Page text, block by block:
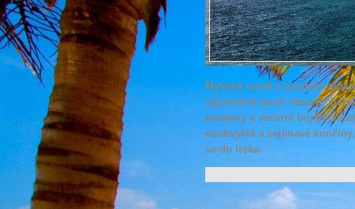
Mytická země s
výjimečná země, kterou
pastviny a večerní bujaré
neobvyklé a zajímavé
se do Irska.